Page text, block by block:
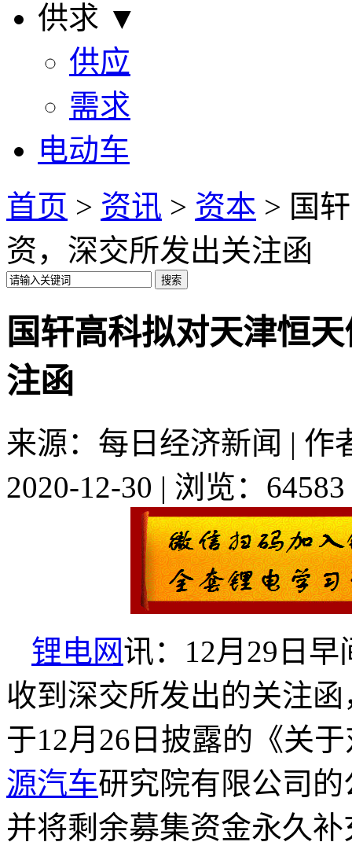
供求 ▼
供应
需求
电动车
首页 > 资讯 > 资本 > 国
资，深交所发出关注函
国轩高科拟对天津恒
注函
来源：每日经济新闻 | 作
2020-12-30 | 浏览：64583
锂电网讯：12月29日早
收到深交所发出的关注
于12月26日披露的《关
源汽车研究院有限公司
并将剩余募集资金永久